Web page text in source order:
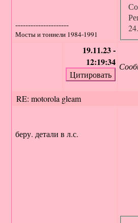
---------------------
Мосты и тоннели 1984-1991
19.11.23 -
12:19:34
RE: motorola gleam
беру. детали в л.с.